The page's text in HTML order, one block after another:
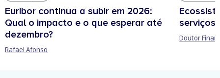
Euribor continua a subir em 2026:
Qual o impacto e o que esperar até
dezembro?
Rafael Afonso
serviços
Doutor